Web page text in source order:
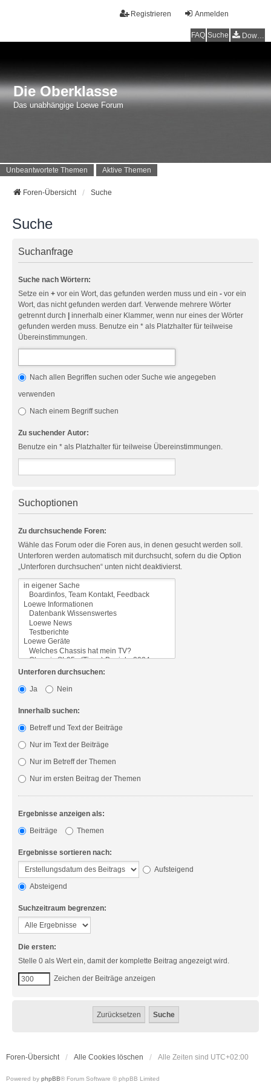
Anmelden
Registrieren
FAQ Suche Downloads
Die Oberklasse
Das unabhängige Loewe Forum
Unbeantwortete Themen Aktive Themen
Foren-Übersicht Suche
Suche
Suchanfrage
Suche nach Wörtern:
Setze ein + vor ein Wort, das gefunden werden muss und ein - vor ein
Wort, das nicht gefunden werden darf. Verwende mehrere Wörter
getrennt durch
innerhalb einer Klammer, wenn nur eines der Wörter
gefunden werden muss. Benutze ein * als Platzhalter für teilweise
Übereinstimmungen.
Nach allen Begriffen suchen oder Suche wie angegeben
verwenden
Nach einem Begriff suchen
Zu suchender Autor:
Benutze ein * als Platzhalter für teilweise Übereinstimmungen.
Suchoptionen
Zu durchsuchende Foren:
Wähle das Forum oder die Foren aus, in denen gesucht werden soll.
Unterforen werden automatisch mit durchsucht, sofern du die Option
„Unterforen durchsuchen“ unten nicht deaktivierst.
Unterforen durchsuchen:
Ja
Nein
Innerhalb suchen:
Betreff und Text der Beiträge
Nur im Text der Beiträge
Nur im Betreff der Themen
Nur im ersten Beitrag der Themen
Ergebnisse anzeigen als:
Beiträge
Themen
Ergebnisse sortieren nach:
Aufsteigend
Absteigend
Suchzeitraum begrenzen:
Die ersten:
Stelle 0 als Wert ein, damit der komplette Beitrag angezeigt wird.
Zeichen der Beiträge anzeigen
Foren-Übersicht Alle Cookies löschen Alle Zeiten sind UTC+02:00
Powered by phpBB® Forum Software © phpBB Limited